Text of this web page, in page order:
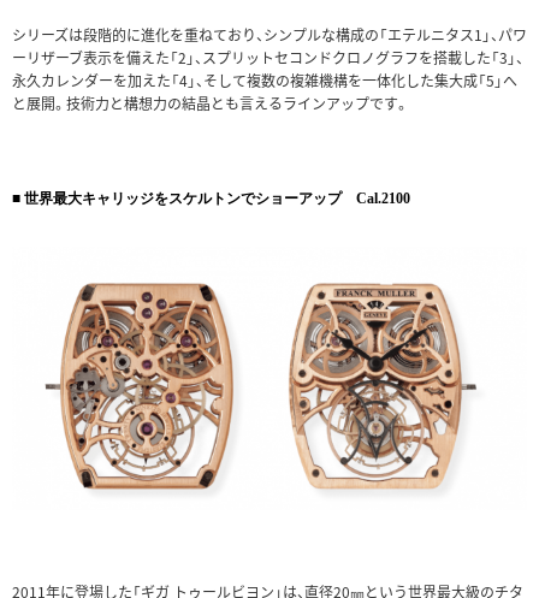
シリーズは段階的に進化を重ねており、シンプルな構成の「エテルニタス1」、パワ
ーリザーブ表示を備えた「2」、スプリットセコンドクロノグラフを搭載した「3」、
永久カレンダーを加えた「4」、そして複数の複雑機構を一体化した集大成「5」へ
と展開。技術力と構想力の結晶とも言えるラインアップです。
■ 世界最大キャリッジをスケルトンでショーアップ Cal.2100
2011年に登場した「ギガ トゥールビヨン」は、直径20㎜という世界最大級のチタ